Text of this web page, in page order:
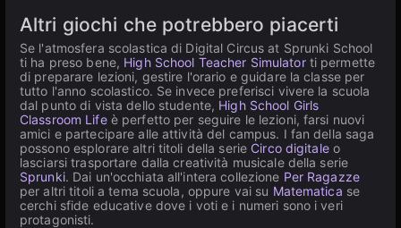
Altri giochi che potrebbero piacerti
Se l'atmosfera scolastica di Digital Circus at Sprunki School
ti ha preso bene, High School Teacher Simulatorti permette
di preparare lezioni, gestire l'orario e guidare la classe per
tutto l'anno scolastico. Se invece preferisci vivere la scuola
dal punto di vista dello studente, High School Girls
Classroom Lifeè perfetto per seguire le lezioni, farsi nuovi
amici e partecipare alle attività del campus. I fan della saga
possono esplorare altri titoli della serie Circo digitaleo
lasciarsi trasportare dalla creatività musicale della serie
Sprunki. Dai un'occhiata all'intera collezione Per Ragazze
per altri titoli a tema scuola, oppure vai su Matematica se
cerchi sfide educative dove i voti e i numeri sono i veri
protagonisti.